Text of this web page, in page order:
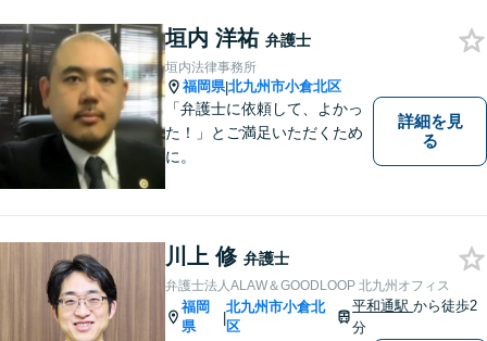
応可能。英語での法律相談・
英文契約書の作成・チェック
も対応可能です。
垣内 洋祐 弁護士
垣内法律事務所
福岡県|北九州市小倉北区
「弁護士に依頼して、よかっ
た！」とご満足いただくため
に。
詳細を見
る
川上 修 弁護士
弁護士法人ALAW＆GOODLOOP 北九州オフィス
福岡
県
|
北九州市小倉北
区
平和通駅から徒歩2
分